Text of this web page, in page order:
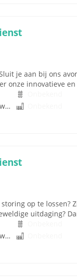
je aan bij ons
onze innovatieve
Elektrotechniek, Mechatronica, Werktuigbouwkunde
op te lossen?
uitdaging?
Elektrotechniek, Mechatronica, Werktuigbouwkunde